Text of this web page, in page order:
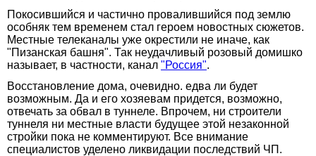
Покосившийся и частично провалившийся под землю
особняк тем временем стал героем новостных сюжетов.
Местные телеканалы уже окрестили не иначе, как
"Пизанская башня". Так неудачливый розовый домишко
называет, в частности, канал "Россия".
Восстановление дома, очевидно. едва ли будет
возможным. Да и его хозяевам придется, возможно,
отвечать за обвал в туннеле. Впрочем, ни строители
туннеля ни местные власти будущее этой незаконной
стройки пока не комментируют. Все внимание
специалистов уделено ликвидации последствий ЧП.